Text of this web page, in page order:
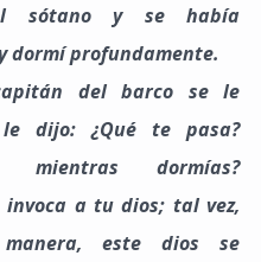
sótano y se había
dormí profundamente.
del barco se le
dijo: ¿Qué te pasa?
mientras dormías?
invoca a tu dios; tal vez,
este dios se